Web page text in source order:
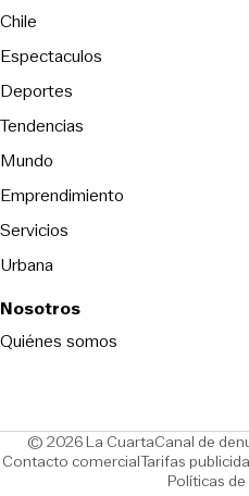
Chile
Espectaculos
Deportes
Tendencias
Mundo
Emprendimiento
Servicios
Urbana
Nosotros
Quiénes somos
© 2026 La CuartaCanal de
Contacto comercialOpens in new
Tarifas
Políticas